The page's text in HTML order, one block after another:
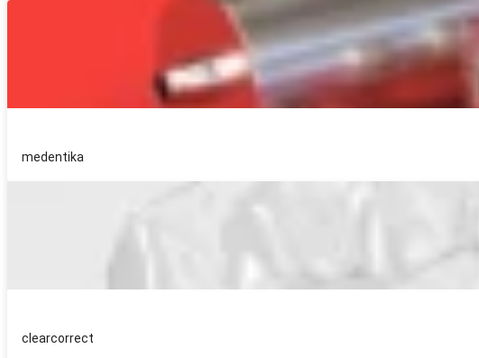
medentika
clearcorrect